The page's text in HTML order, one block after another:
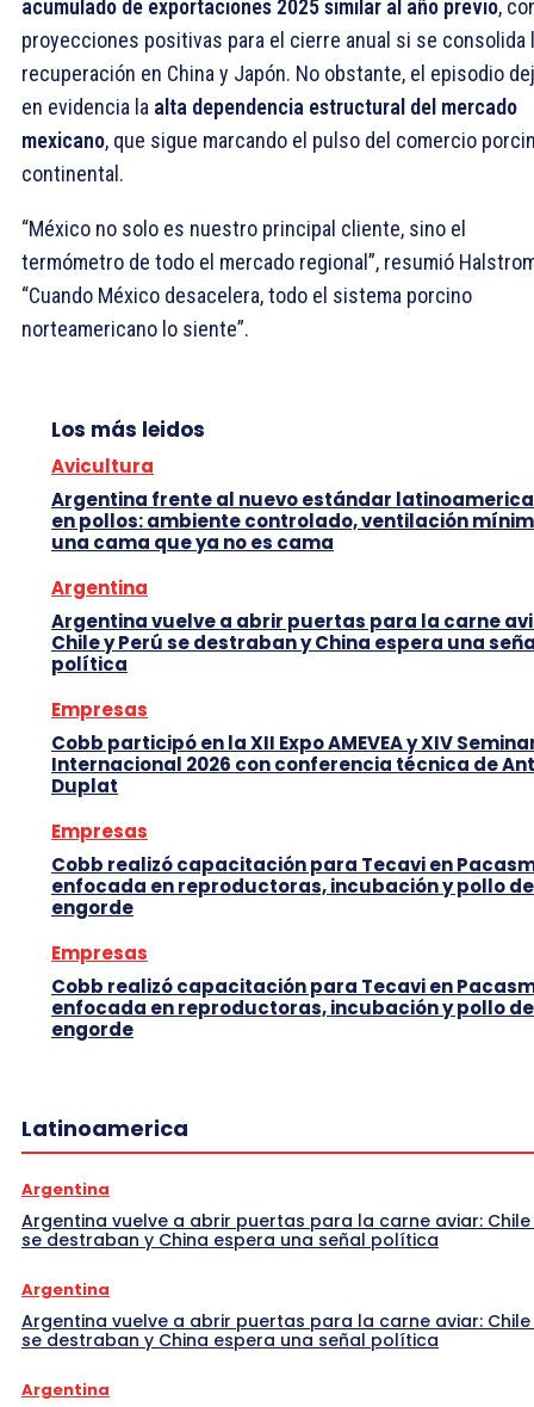
acumulado de exportaciones 2025 similar al año previo,
proyecciones positivas para el cierre anual si se consolida
recuperación en China y Japón. No obstante, el episodio
en evidencia la alta dependencia estructural del mercado
mexicano, que sigue marcando el pulso del comercio
continental.
“México no solo es nuestro principal cliente, sino el
termómetro de todo el mercado regional”, resumió
“Cuando México desacelera, todo el sistema porcino
norteamericano lo siente”.
Los más leidos
Avicultura
Argentina frente al nuevo estándar
en pollos: ambiente controlado, ventilación
una cama que ya no es cama
Argentina
Argentina vuelve a abrir puertas para la carne
Chile y Perú se destraban y China espera una
política
Empresas
Cobb participó en la XII Expo AMEVEA y XIV
Internacional 2026 con conferencia técnica de
Duplat
Empresas
Cobb realizó capacitación para Tecavi en
enfocada en reproductoras, incubación y pollo de
engorde
Empresas
Cobb realizó capacitación para Tecavi en
enfocada en reproductoras, incubación y pollo de
engorde
Latinoamerica
Argentina
Argentina vuelve a abrir puertas para la carne aviar: Chile
se destraban y China espera una señal política
Argentina
Argentina vuelve a abrir puertas para la carne aviar: Chile
se destraban y China espera una señal política
Argentina